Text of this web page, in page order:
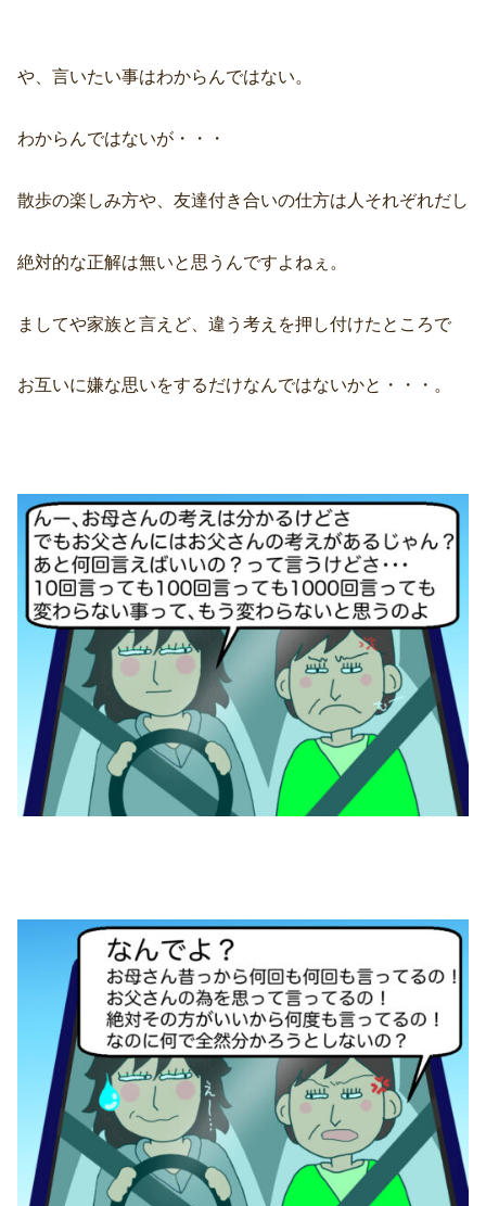
や、言いたい事はわからんではない。
わからんではないが・・・
散歩の楽しみ方や、友達付き合いの仕方は人それぞれだし
絶対的な正解は無いと思うんですよねぇ。
ましてや家族と言えど、違う考えを押し付けたところで
お互いに嫌な思いをするだけなんではないかと・・・。